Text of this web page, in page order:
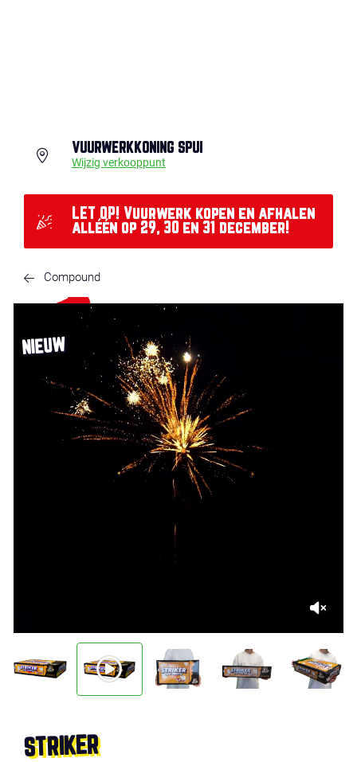
VUURWERKKONING SPUI
Wijzig verkooppunt
LET OP! Vuurwerk kopen en afhalen
alléén op 29, 30 en 31 december!
Compound
NIEUW
STRIKER